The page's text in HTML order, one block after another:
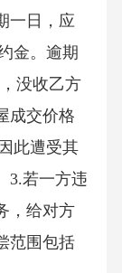
一日，应
金。逾期
没收乙方
成交价格
此遭受其
3.若一方违
，给对方
范围包括